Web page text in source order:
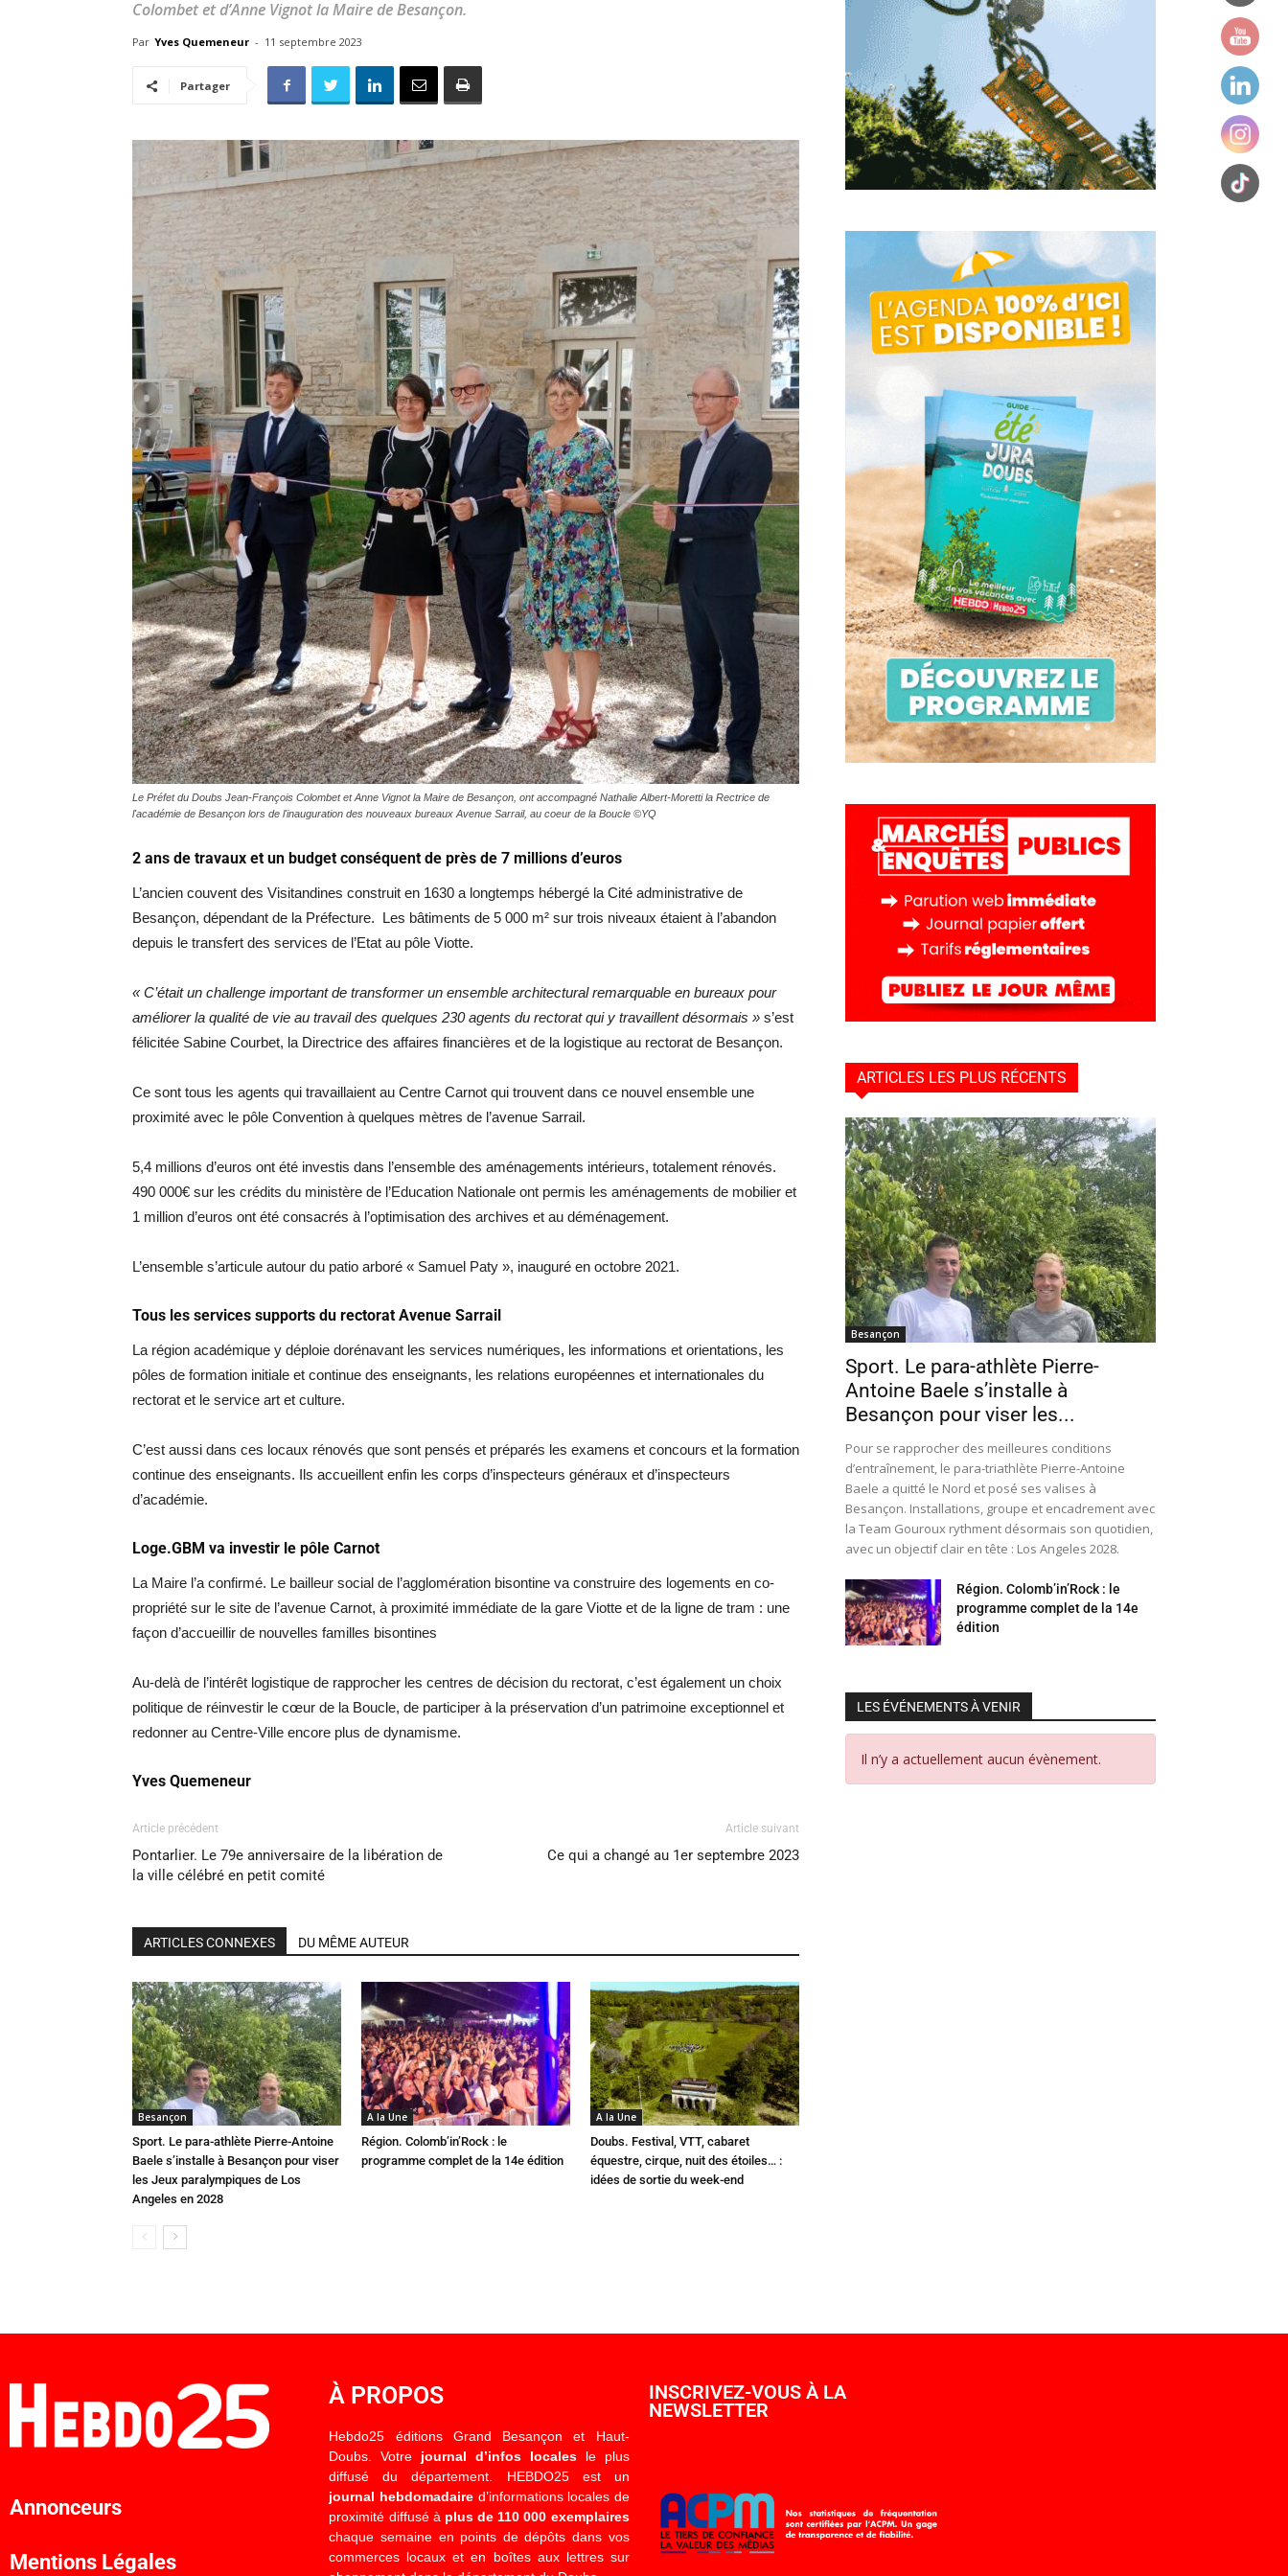
locale
–
Hebdo25
Colombet et d’Anne Vignot la Maire de Besançon.
Par Yves Quemeneur - 11 septembre 2023
Partager
Le Préfet du Doubs Jean-François Colombet et Anne Vignot la Maire de Besançon, ont accompagné Nathalie Albert-Moretti la Rectrice de
l'académie de Besançon lors de l'inauguration des nouveaux bureaux Avenue Sarrail, au coeur de la Boucle ©YQ
2 ans de travaux et un budget conséquent de près de 7 millions d’euros
L’ancien couvent des Visitandines construit en 1630 a longtemps hébergé la Cité administrative de
Besançon, dépendant de la Préfecture. Les bâtiments de 5 000 m² sur trois niveaux étaient à l’abandon
depuis le transfert des services de l’Etat au pôle Viotte.
« C’était un challenge important de transformer un ensemble architectural remarquable en bureaux pour
améliorer la qualité de vie au travail des quelques 230 agents du rectorat qui y travaillent désormais » s’est
félicitée Sabine Courbet, la Directrice des affaires financières et de la logistique au rectorat de Besançon.
Ce sont tous les agents qui travaillaient au Centre Carnot qui trouvent dans ce nouvel ensemble une
proximité avec le pôle Convention à quelques mètres de l’avenue Sarrail.
5,4 millions d’euros ont été investis dans l’ensemble des aménagements intérieurs, totalement rénovés.
490 000€ sur les crédits du ministère de l’Education Nationale ont permis les aménagements de mobilier et
1 million d’euros ont été consacrés à l’optimisation des archives et au déménagement.
L’ensemble s’articule autour du patio arboré « Samuel Paty », inauguré en octobre 2021.
Tous les services supports du rectorat Avenue Sarrail
La région académique y déploie dorénavant les services numériques, les informations et orientations, les
pôles de formation initiale et continue des enseignants, les relations européennes et internationales du
rectorat et le service art et culture.
C’est aussi dans ces locaux rénovés que sont pensés et préparés les examens et concours et la formation
continue des enseignants. Ils accueillent enfin les corps d’inspecteurs généraux et d’inspecteurs
d’académie.
Loge.GBM va investir le pôle Carnot
La Maire l’a confirmé. Le bailleur social de l’agglomération bisontine va construire des logements en co-
propriété sur le site de l’avenue Carnot, à proximité immédiate de la gare Viotte et de la ligne de tram : une
façon d’accueillir de nouvelles familles bisontines
Au-delà de l’intérêt logistique de rapprocher les centres de décision du rectorat, c’est également un choix
politique de réinvestir le cœur de la Boucle, de participer à la préservation d’un patrimoine exceptionnel et
redonner au Centre-Ville encore plus de dynamisme.
Yves Quemeneur
Article précédent
Pontarlier. Le 79e anniversaire de la libération de
la ville célébré en petit comité
Article suivant
Ce qui a changé au 1er septembre 2023
ARTICLES CONNEXES DU MÊME AUTEUR
Besançon
Sport. Le para-athlète Pierre-Antoine
Baele s’installe à Besançon pour viser
les Jeux paralympiques de Los
Angeles en 2028
A la Une
Région. Colomb’in’Rock : le
programme complet de la 14e édition
A la Une
Doubs. Festival, VTT, cabaret
équestre, cirque, nuit des étoiles… :
idées de sortie du week-end
ARTICLES LES PLUS RÉCENTS
Besançon
Sport. Le para-athlète Pierre-
Antoine Baele s’installe à
Besançon pour viser les...
Pour se rapprocher des meilleures conditions
d’entraînement, le para-triathlète Pierre-Antoine
Baele a quitté le Nord et posé ses valises à
Besançon. Installations, groupe et encadrement avec
la Team Gouroux rythment désormais son quotidien,
avec un objectif clair en tête : Los Angeles 2028.
Région. Colomb’in’Rock : le
programme complet de la 14e
édition
LES ÉVÉNEMENTS À VENIR
Il n’y a actuellement aucun évènement.
Annonceurs
Mentions Légales
À PROPOS
Hebdo25 éditions Grand Besançon et Haut-
Doubs. Votre journal d’infos localesle plus
diffusé du département. HEBDO25 est un
journal hebdomadaired’informations locales de
proximité diffusé à plus de 110 000 exemplaires
chaque semaine en points de dépôts dans vos
commerces locaux et en boîtes aux lettres sur
INSCRIVEZ-VOUS À LA
NEWSLETTER